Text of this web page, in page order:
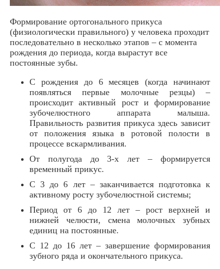
Формирование ортогонального прикуса
(физиологически правильного) у человека проходит
последовательно в несколько этапов – с момента
рождения до периода, когда вырастут все
постоянные зубы.
С рождения до 6 месяцев (когда начинают
появляться первые молочные резцы) –
происходит активный рост и формирование
зубочелюстного аппарата малыша.
Правильность развития прикуса здесь зависит
от положения языка в ротовой полости в
процессе вскармливания.
От полугода до 3-х лет – формируется
временный прикус.
С 3 до 6 лет – заканчивается подготовка к
активному росту зубочелюстной системы;
Период от 6 до 12 лет – рост верхней и
нижней челюсти, смена молочных зубных
единиц на постоянные.
С 12 до 16 лет – завершение формирования
зубного ряда и окончательного прикуса.